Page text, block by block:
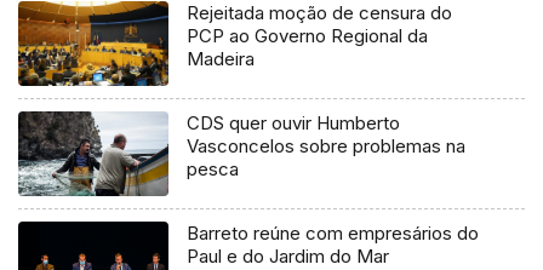
Rejeitada moção de censura do
PCP ao Governo Regional da
Madeira
CDS quer ouvir Humberto
Vasconcelos sobre problemas na
pesca
Barreto reúne com empresários do
Paul e do Jardim do Mar